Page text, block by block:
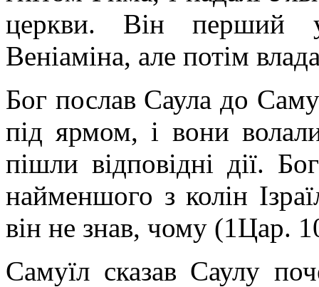
церкви. Він перший
Веніаміна, але потім
Бог послав Саула до
під ярмом, і вони
пішли відповідні дії.
найменшого з колін
він не знав, чому (1Цар.
Самуїл сказав Саулу